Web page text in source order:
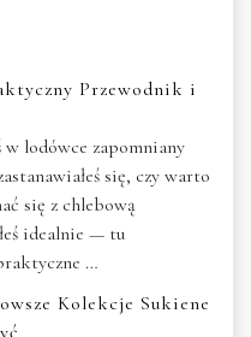
Przewodnik i
w lodówce zapomniany
się, czy warto
się z chlebową
idealnie — tu
…
Kolekcje Sukiene